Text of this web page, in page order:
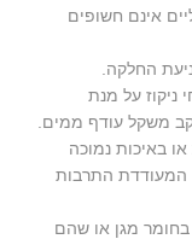
אינם חשופים
החלקה.
ניקוז על מנת
משקל עודף ממים.
או באיכות נמוכה
המעודדת התרבות
מגן או שהם